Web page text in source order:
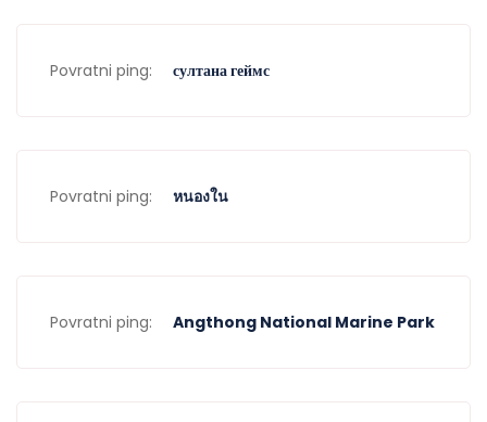
Povratni ping: султана геймс
Povratni ping: หนองใน
Povratni ping: Angthong National Marine Park